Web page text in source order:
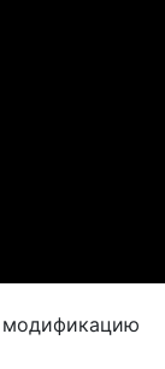
модификацию